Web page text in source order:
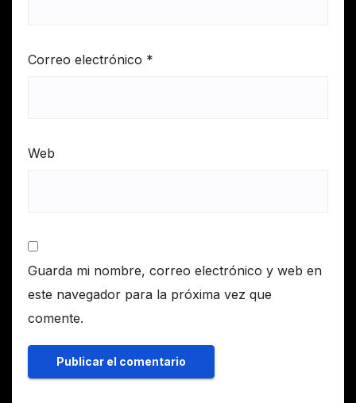
Correo electrónico *
Web
Guarda mi nombre, correo electrónico y web en
este navegador para la próxima vez que
comente.